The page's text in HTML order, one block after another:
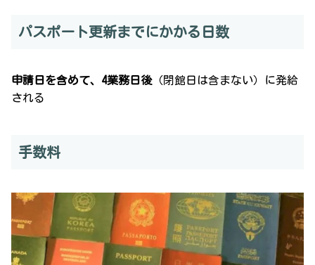
パスポート更新までにかかる日数
申請日を含めて、4業務日後（閉館日は含まない）に発給
される
手数料